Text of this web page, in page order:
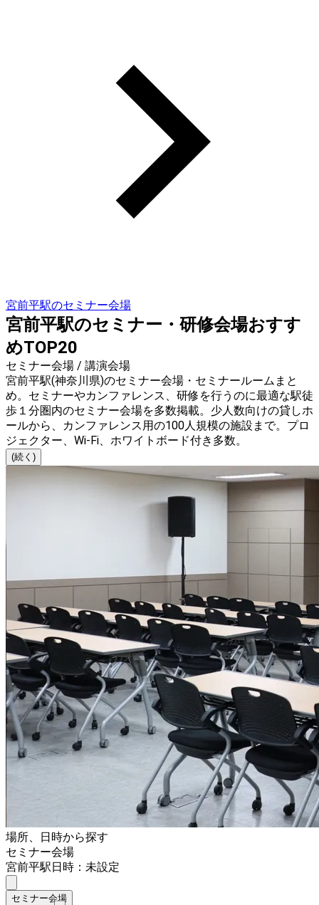
宮前平駅のセミナー会場
宮前平駅のセミナー・研修会場おすす
めTOP20
セミナー会場 / 講演会場
宮前平駅(神奈川県)のセミナー会場・セミナールームまと
め。セミナーやカンファレンス、研修を行うのに最適な駅徒
歩１分圏内のセミナー会場を多数掲載。少人数向けの貸しホ
ールから、カンファレンス用の100人規模の施設まで。プロ
ジェクター、Wi-Fi、ホワイトボード付き多数。
(続く)
場所、日時から探す
セミナー会場
宮前平駅日時：未設定
セミナー会場